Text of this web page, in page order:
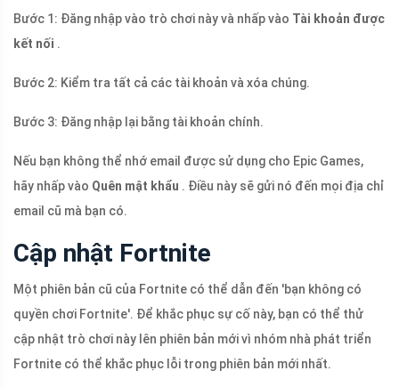
Bước 1: Đăng nhập vào trò chơi này và nhấp vào Tài khoản được
kết nối .
Bước 2: Kiểm tra tất cả các tài khoản và xóa chúng.
Bước 3: Đăng nhập lại bằng tài khoản chính.
Nếu bạn không thể nhớ email được sử dụng cho Epic Games,
hãy nhấp vào Quên mật khẩu . Điều này sẽ gửi nó đến mọi địa chỉ
email cũ mà bạn có.
Cập nhật Fortnite
Một phiên bản cũ của Fortnite có thể dẫn đến 'bạn không có
quyền chơi Fortnite'. Để khắc phục sự cố này, bạn có thể thử
cập nhật trò chơi này lên phiên bản mới vì nhóm nhà phát triển
Fortnite có thể khắc phục lỗi trong phiên bản mới nhất.